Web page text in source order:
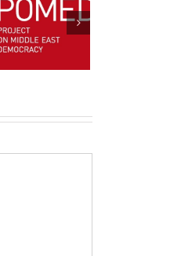
Hommage à Nabil
Barakati,
assassiné le 08
Mai 1987